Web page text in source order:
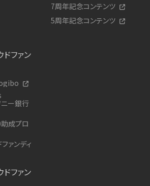
7周年記念コンテンツ
5周年記念コンテンツ
ファン
ー銀行
成プロ
ァンディ
ファン